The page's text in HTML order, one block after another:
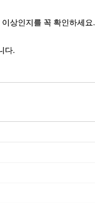
상인지를 꼭 확인하세요.
다.